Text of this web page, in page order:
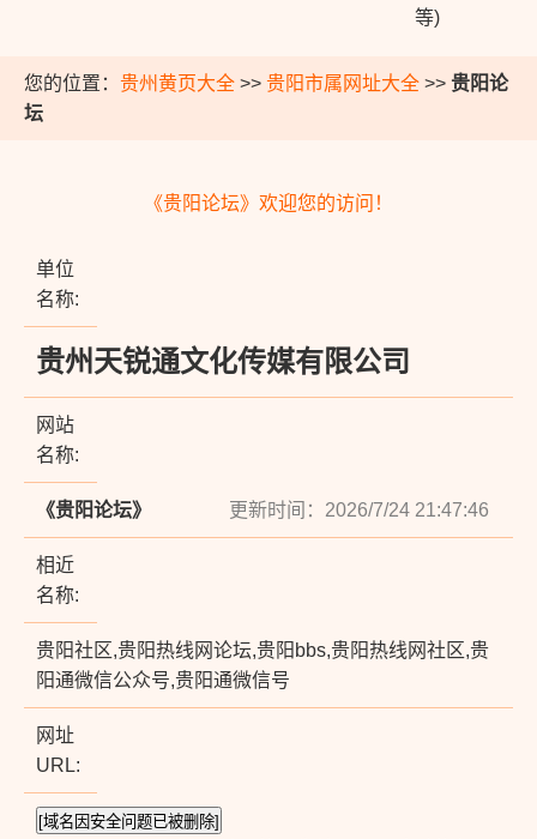
等)
您的位置： 贵州黄页大全 >> 贵阳市属网址大全 >> 贵阳论
坛
《贵阳论坛》欢迎您的访问！
单位
名称:
贵州天锐通文化传媒有限公司
网站
名称:
《贵阳论坛》 更新时间：2026/7/24 21:47:46
相近
名称:
贵阳社区,贵阳热线网论坛,贵阳bbs,贵阳热线网社区,贵
阳通微信公众号,贵阳通微信号
网址
URL: